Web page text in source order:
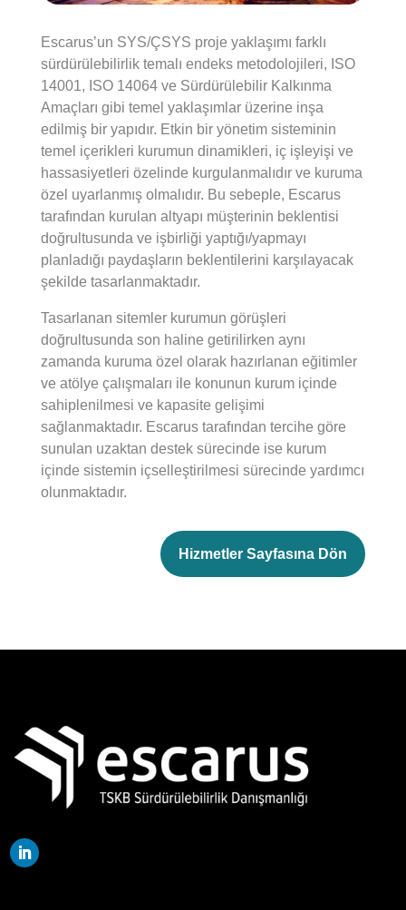
Escarus’un SYS/ÇSYS proje yaklaşımı farklı
sürdürülebilirlik temalı endeks metodolojileri, ISO
14001, ISO 14064 ve Sürdürülebilir Kalkınma
Amaçları gibi temel yaklaşımlar üzerine inşa
edilmiş bir yapıdır. Etkin bir yönetim sisteminin
temel içerikleri kurumun dinamikleri, iç işleyişi ve
hassasiyetleri özelinde kurgulanmalıdır ve kuruma
özel uyarlanmış olmalıdır. Bu sebeple, Escarus
tarafından kurulan altyapı müşterinin beklentisi
doğrultusunda ve işbirliği yaptığı/yapmayı
planladığı paydaşların beklentilerini karşılayacak
şekilde tasarlanmaktadır.
Tasarlanan sitemler kurumun görüşleri
doğrultusunda son haline getirilirken aynı
zamanda kuruma özel olarak hazırlanan eğitimler
ve atölye çalışmaları ile konunun kurum içinde
sahiplenilmesi ve kapasite gelişimi
sağlanmaktadır. Escarus tarafından tercihe göre
sunulan uzaktan destek sürecinde ise kurum
içinde sistemin içselleştirilmesi sürecinde yardımcı
olunmaktadır.
Hizmetler Sayfasına Dön